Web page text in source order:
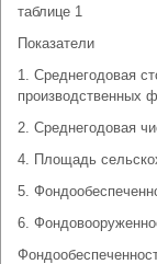
таблице 1
Показатели
1. Среднегодовая
производственных
2. Среднегодовая
4. Площадь
5.
6.